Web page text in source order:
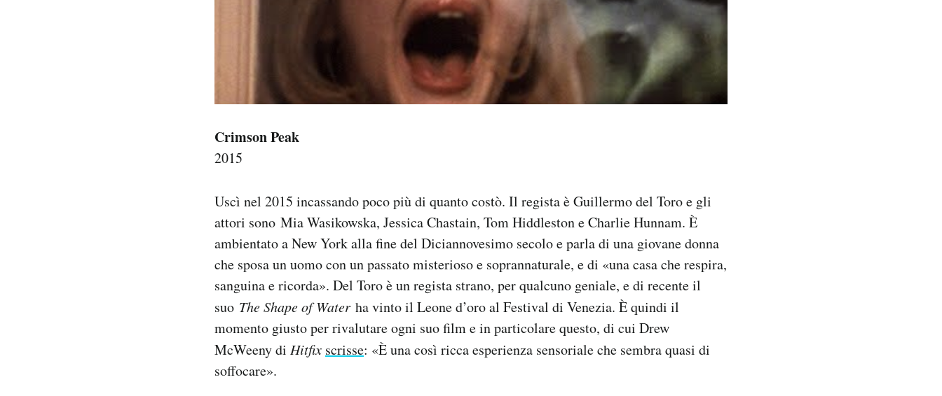
Crimson Peak
2015
Uscì nel 2015 incassando poco più di quanto costò. Il regista è Guillermo del Toro e gli
attori sono Mia Wasikowska, Jessica Chastain, Tom Hiddleston e Charlie Hunnam. È
ambientato a New York alla fine del Diciannovesimo secolo e parla di una giovane donna
che sposa un uomo con un passato misterioso e soprannaturale, e di «una casa che respira,
sanguina e ricorda». Del Toro è un regista strano, per qualcuno geniale, e di recente il
suo The Shape of Water ha vinto il Leone d’oro al Festival di Venezia. È quindi il
momento giusto per rivalutare ogni suo film e in particolare questo, di cui Drew
McWeeny di Hitfix scrisse: «È una così ricca esperienza sensoriale che sembra quasi di
soffocare».